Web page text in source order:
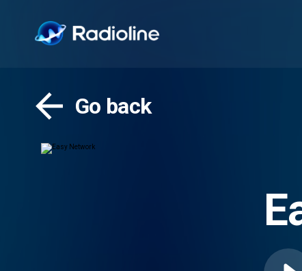
Go back